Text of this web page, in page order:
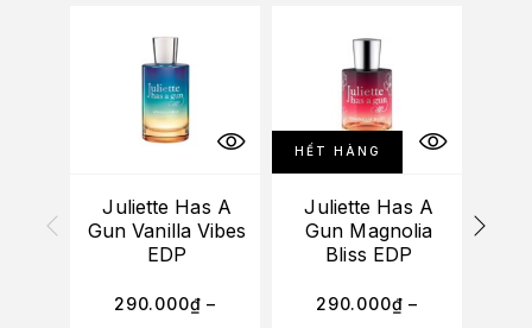
Juliette Has A
Gun Vanilla Vibes
EDP
290.000₫ –
HẾT HÀNG
Juliette Has A
Gun Magnolia
Bliss EDP
290.000₫ –